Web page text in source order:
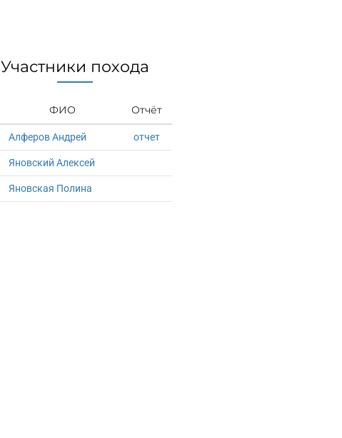
Участники похода
ФИО Отчёт
Алферов Андрей отчет
Яновский Алексей
Яновская Полина